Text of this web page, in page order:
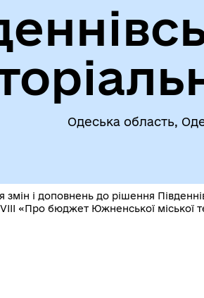
Внутрішньо переміщеним
Одеська область,
і доповнень до рішення
«Про бюджет Южненської міської